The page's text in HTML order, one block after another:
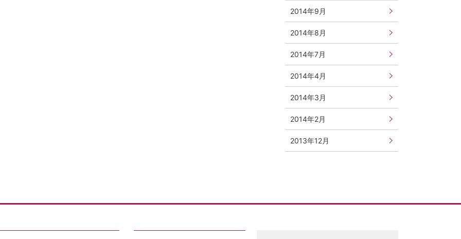
2014年9月
2014年8月
2014年7月
2014年4月
2014年3月
2014年2月
2013年12月